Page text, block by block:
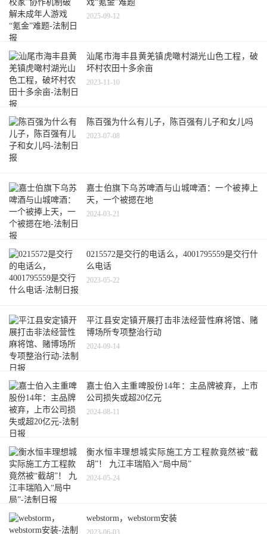
戏“氪金”难题
2025-09-12
汕尾市海丰县黄羌镇虎噉村湖光山色工程，破
坏村农田十多余亩
2023-11-10
陈百强为什么有儿子，陈百强有儿子和女儿吗
2023-07-08
嘉士伯旗下乌苏啤酒与山城啤酒：一个被捧上
天，一个被摁在地
2024-03-21
0215572是交行的电话么，4001795559是交行什
么电话
2023-05-22
平江县安定镇开展打击非法经营性麻将馆、赌
博场所专项整治行动
2024-09-14
嘉士伯入主重啤股份14年：主品牌被弃，上市
公司损失或超20亿元
2024-08-11
衡水恒丰理想城实际施工方工程款竟然被“截
胡”！ 九江丰瑞陷入“局中局”
2024-05-24
webstorm，webstorm安装
2023-06-03